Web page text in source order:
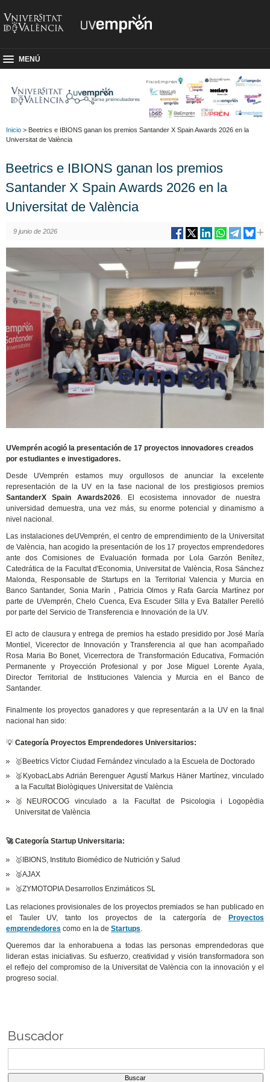
MENÚ
Inicio > Beetrics e IBIONS ganan los premios Santander X Spain Awards 2026 en la
Universitat de València
Beetrics e IBIONS ganan los premios
Santander X Spain Awards 2026 en la
Universitat de València
9 junio de 2026
UVemprén acogió la presentación de 17 proyectos innovadores creados
por estudiantes e investigadores.
​Desde UVemprén estamos muy orgullosos de anunciar la excelente
representación de la UV en la fase nacional de los prestigiosos premios
SantanderX Spain Awards2026. El ecosistema innovador de nuestra
universidad demuestra, una vez más, su enorme potencial y dinamismo a
nivel nacional.
Las instalaciones deUVemprén, el centro de emprendimiento de la Universitat
de València, han acogido la presentación de los 17 proyectos emprendedores
ante dos Comisiones de Evaluación formada por Lola Garzón Benítez,
Catedrática de la Facultat d'Economia, Universitat de València, Rosa Sánchez
Malonda, Responsable de Startups en la Territorial Valencia y Murcia en
Banco Santander, Sonia Marín , Patricia Olmos y Rafa García Martínez por
parte de UVemprén, Chelo Cuenca, Eva Escuder Silla y Eva Bataller Perelló
por parte del Servicio de Transferencia e Innovación de la UV.
El acto de clausura y entrega de premios ha estado presidido por José María
Montiel, Vicerector de Innovación y Transferencia al que han acompañado
Rosa Maria Bo Bonet, Vicerrectora de Transformación Educativa, Formación
Permanente y Proyección Profesional y por Jose Miguel Lorente Ayala,
Director Territorial de Instituciones Valencia y Murcia en el Banco de
Santander.
Finalmente los proyectos ganadores y que representarán a la UV en la final
nacional han sido:
💡Categoría Proyectos Emprendedores Universitarios:
🥇Beetrics Víctor Ciudad Fernández vinculado a la Escuela de Doctorado
🥈KyobacLabs Adrián Berenguer Agustí Markus Häner Martínez, vinculado
a la Facultat Biològiques Universitat de València
🥉NEUROCOG vinculado a la Facultat de Psicologia i Logopèdia
Universitat de València
🚀 Categoría Startup Universitaria:
🥇IBIONS, Instituto Biomédico de Nutrición y Salud
🥈AJAX
🥉ZYMOTOPIA Desarrollos Enzimáticos SL
Las relaciones provisionales de los proyectos premiados se han publicado en
el Tauler UV, tanto los proyectos de la catergoría de
Proyectos
emprendedores como en la deStartups.
Queremos dar la enhorabuena a todas las personas emprendedoras que
lideran estas iniciativas. Su esfuerzo, creatividad y visión transformadora son
el reflejo del compromiso de la Universitat de València con la innovación y el
progreso social.
Buscador